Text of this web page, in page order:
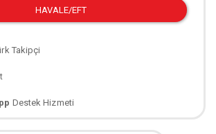
HAVALE/EFT
Takipçi
Destek Hizmeti